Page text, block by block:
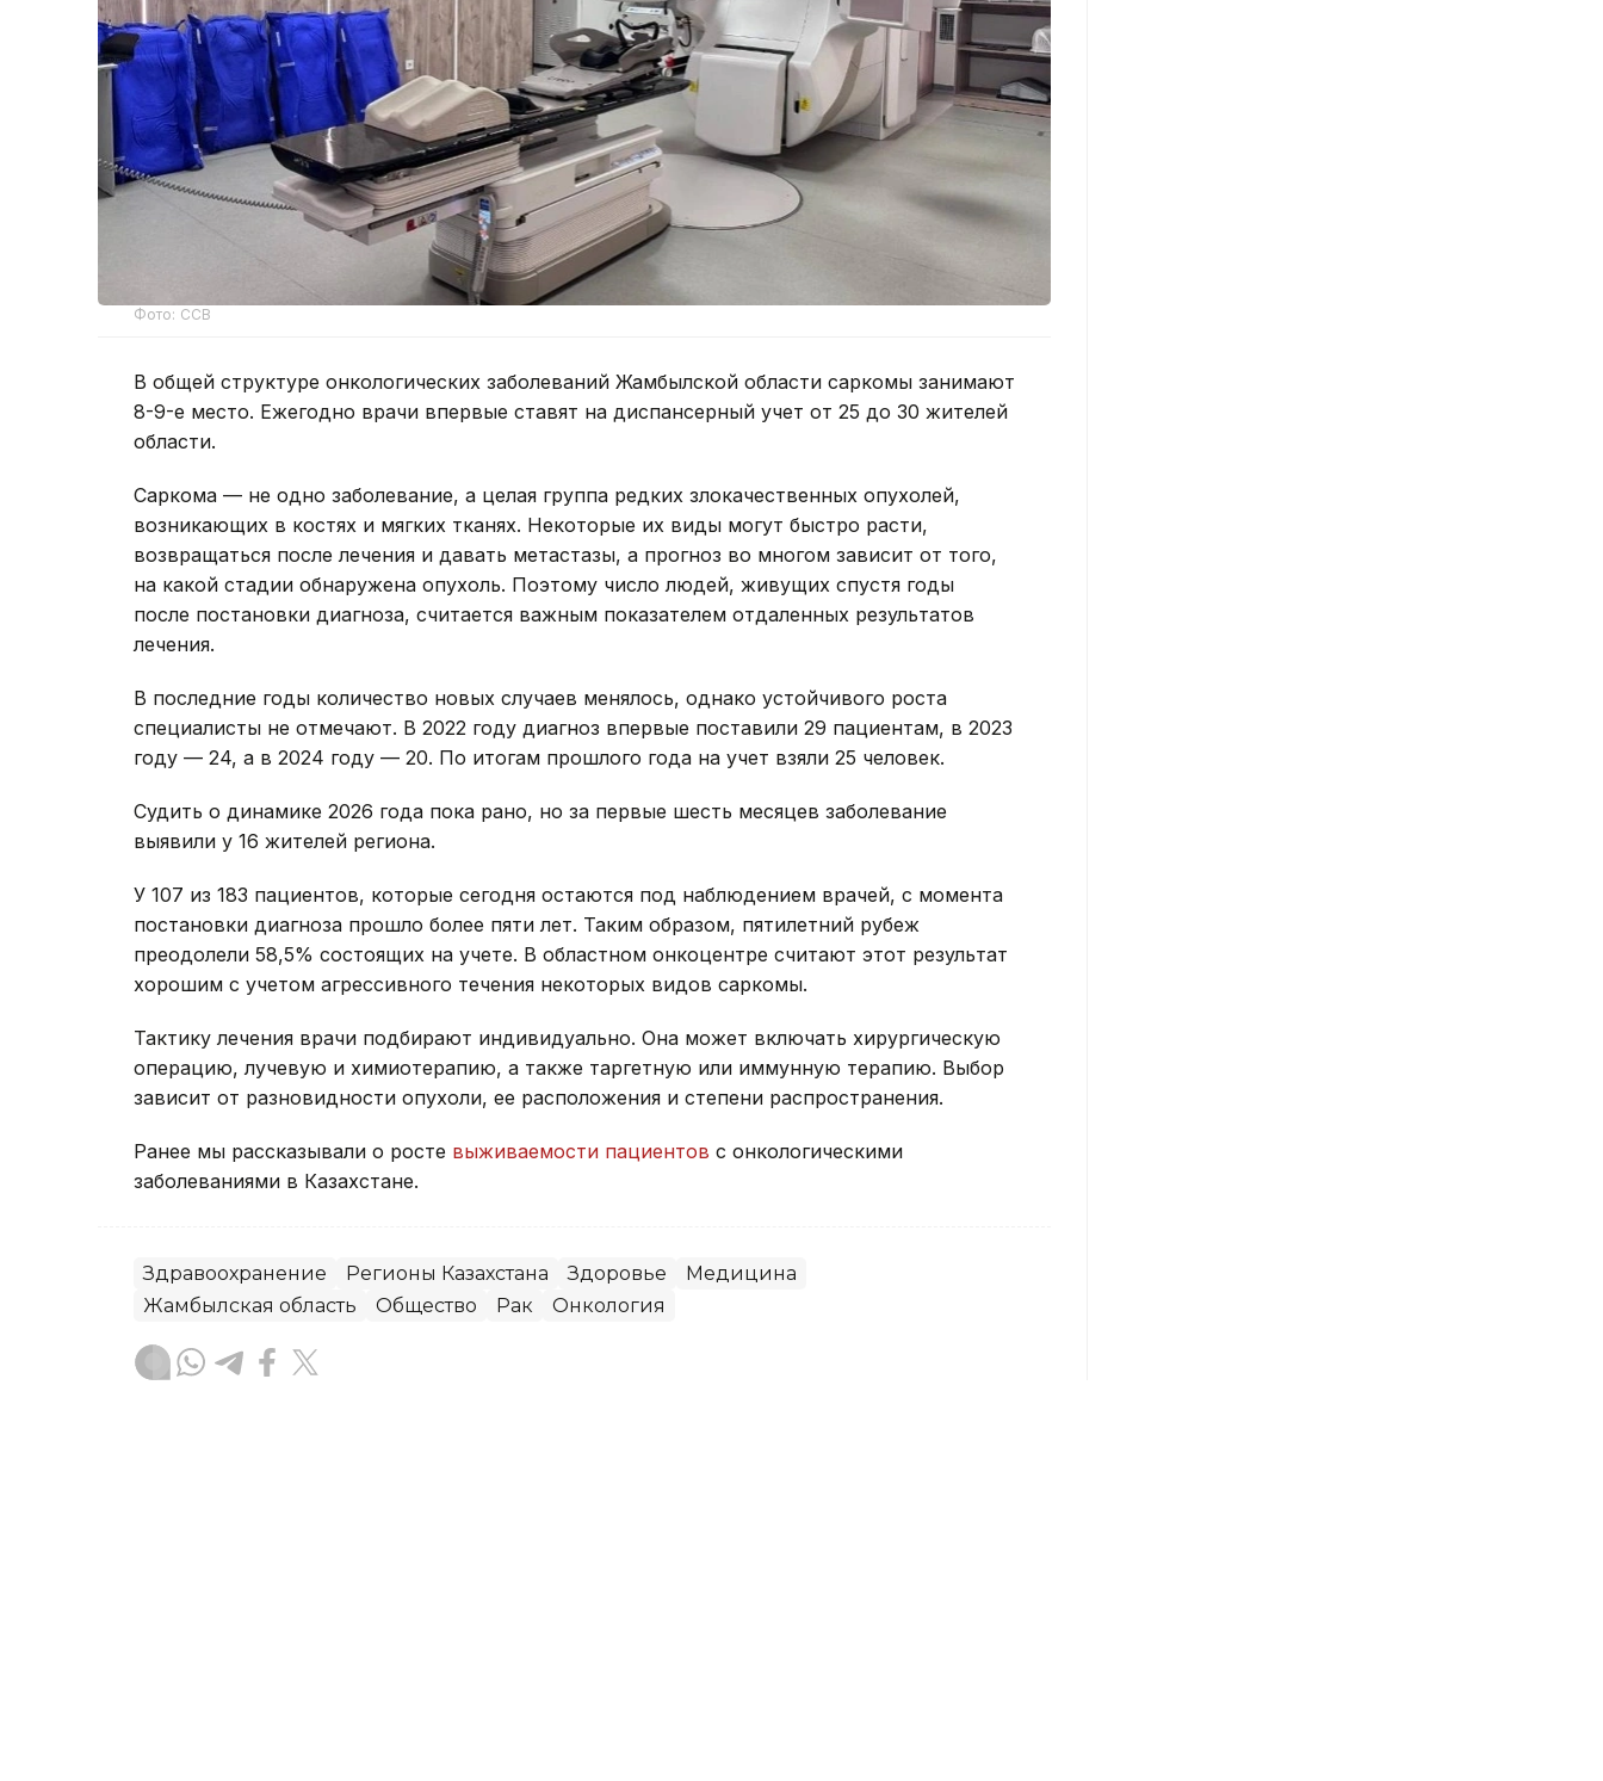
Фото: ССВ
В общей структуре онкологических заболеваний Жамбылской области саркомы занимают
8-9-е место. Ежегодно врачи впервые ставят на диспансерный учет от 25 до 30 жителей
области.
Саркома — не одно заболевание, а целая группа редких злокачественных опухолей,
возникающих в костях и мягких тканях. Некоторые их виды могут быстро расти,
возвращаться после лечения и давать метастазы, а прогноз во многом зависит от того,
на какой стадии обнаружена опухоль. Поэтому число людей, живущих спустя годы
после постановки диагноза, считается важным показателем отдаленных результатов
лечения.
В последние годы количество новых случаев менялось, однако устойчивого роста
специалисты не отмечают. В 2022 году диагноз впервые поставили 29 пациентам, в 2023
году — 24, а в 2024 году — 20. По итогам прошлого года на учет взяли 25 человек.
Судить о динамике 2026 года пока рано, но за первые шесть месяцев заболевание
выявили у 16 жителей региона.
У 107 из 183 пациентов, которые сегодня остаются под наблюдением врачей, с момента
постановки диагноза прошло более пяти лет. Таким образом, пятилетний рубеж
преодолели 58,5% состоящих на учете. В областном онкоцентре считают этот результат
хорошим с учетом агрессивного течения некоторых видов саркомы.
Тактику лечения врачи подбирают индивидуально. Она может включать хирургическую
операцию, лучевую и химиотерапию, а также таргетную или иммунную терапию. Выбор
зависит от разновидности опухоли, ее расположения и степени распространения.
Ранее мы рассказывали о росте выживаемости пациентов с онкологическими
заболеваниями в Казахстане.
Здравоохранение Регионы Казахстана Здоровье
Медицина
Жамбылская область
Общество Рак Онкология